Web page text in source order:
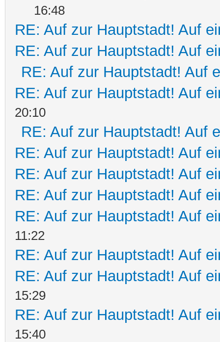
16:48
RE: Auf zur Hauptstadt! Auf
RE: Auf zur Hauptstadt! Auf
RE: Auf zur Hauptstadt! Auf
RE: Auf zur Hauptstadt! Auf
20:10
RE: Auf zur Hauptstadt! Auf
RE: Auf zur Hauptstadt! Auf
RE: Auf zur Hauptstadt! Auf
RE: Auf zur Hauptstadt! Auf
RE: Auf zur Hauptstadt! Auf
11:22
RE: Auf zur Hauptstadt! Auf
RE: Auf zur Hauptstadt! Auf
15:29
RE: Auf zur Hauptstadt! Auf
15:40